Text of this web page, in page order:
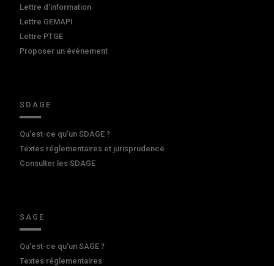
Lettre d'information
Lettre GEMAPI
Lettre PTGE
Proposer un événement
SDAGE
Qu'est-ce qu'un SDAGE ?
Textes réglementaires et jurisprudence
Consulter les SDAGE
SAGE
Qu'est-ce qu'un SAGE ?
Textes réglementaires